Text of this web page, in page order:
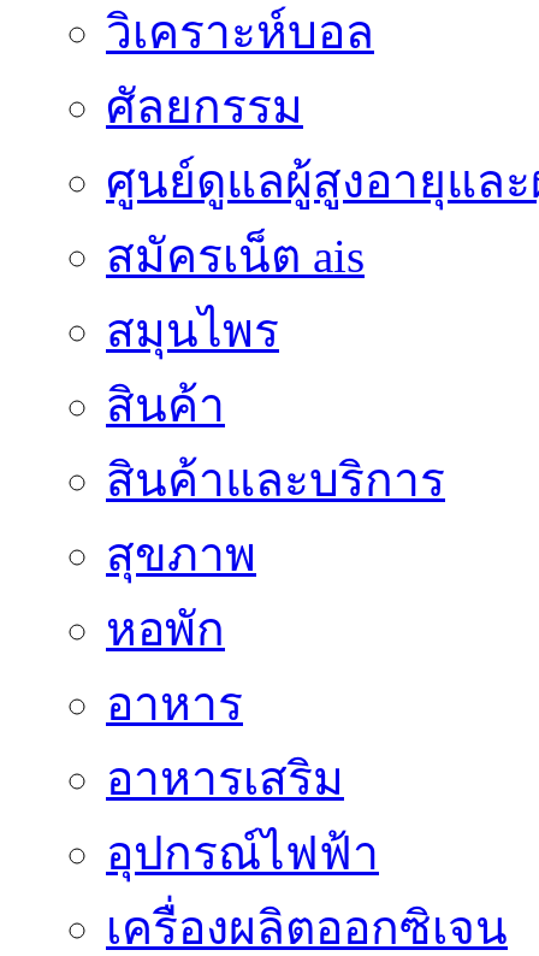
วิเคราะห์บอล
ศัลยกรรม
ศูนย์ดูแลผู้สูงอายุแล
สมัครเน็ต ais
สมุนไพร
สินค้า
สินค้าและบริการ
สุขภาพ
หอพัก
อาหาร
อาหารเสริม
อุปกรณ์ไฟฟ้า
เครื่องผลิตออกซิเจน